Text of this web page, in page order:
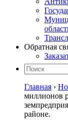
Обратная
Главная ›
миллионов
районе.